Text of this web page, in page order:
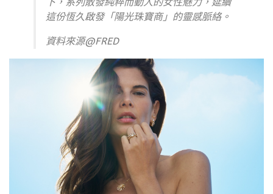
這份恆久啟發「陽光珠寶商」的靈感脈絡。
資料來源@FRED